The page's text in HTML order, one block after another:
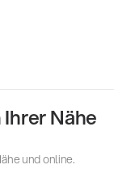
Nähe
und online.